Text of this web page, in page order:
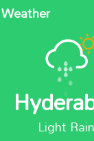
Weather
Light Rain